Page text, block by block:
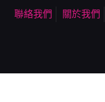
聯絡我們
關於我們